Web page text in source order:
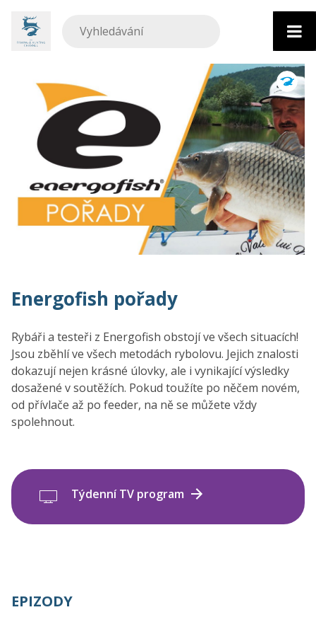
obsahu
Energofish pořady
Rybáři a testeři z Energofish obstojí ve všech situacích!
Jsou zběhlí ve všech metodách rybolovu. Jejich znalosti
dokazují nejen krásné úlovky, ale i vynikající výsledky
dosažené v soutěžích. Pokud toužíte po něčem novém,
od přívlače až po feeder, na ně se můžete vždy
spolehnout.
Týdenní TV program
EPIZODY